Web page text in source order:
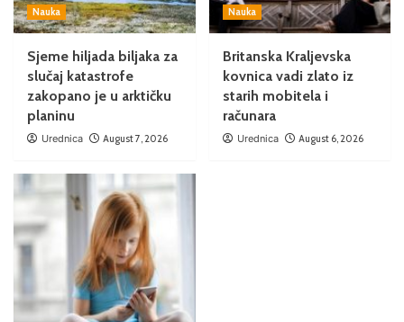
Nauka
Sjeme hiljada biljaka za
slučaj katastrofe
zakopano je u arktičku
planinu
Urednica August 7, 2026
Nauka
Britanska Kraljevska
kovnica vadi zlato iz
starih mobitela i
računara
Urednica August 6, 2026